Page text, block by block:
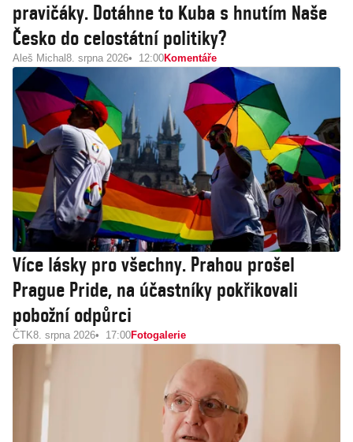
pravičáky. Dotáhne to Kuba s hnutím Naše
Česko do celostátní politiky?
Aleš Michal 8. srpna 2026 12:00Komentáře
Více lásky pro všechny. Prahou prošel
Prague Pride, na účastníky pokřikovali
pobožní odpůrci
ČTK8. srpna 2026 17:00Fotogalerie